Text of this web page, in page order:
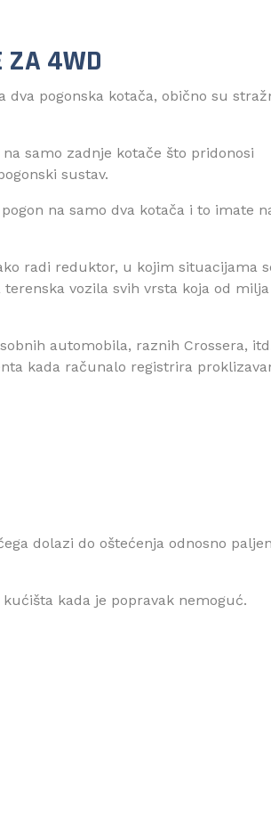
ZA 4WD
dva pogonska kotača, obično su
samo zadnje kotače što pridonosi
sustav.
na samo dva kotača i to imate
radi reduktor, u kojim situacijama
vozila svih vrsta koja od
automobila, raznih Crossera,
kada računalo registrira
dolazi do oštećenja odnosno
kada je popravak nemoguć.